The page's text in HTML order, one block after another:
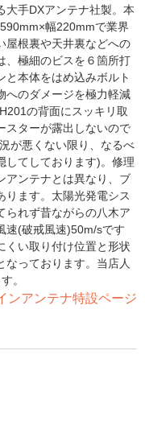
大手DXアンテナ社製。本
幅220mmで業界
屋根裏や天井裏などへの
、極細のビスを６箇所打
と本体をはめ込みボルト
へのダメージを極力軽減
の背面にスッキリ取
スターが露出しないので
が悪くない限り、なるべ
してしております)。修理
アンテナとは異なり、ブ
ります。太陽光発電シス
られず昔ながらの八木ア
速(破戒風速)50m/sです
くい取り付け位置と形状
なっております。当店人
。
ンアンテナ特設ページ